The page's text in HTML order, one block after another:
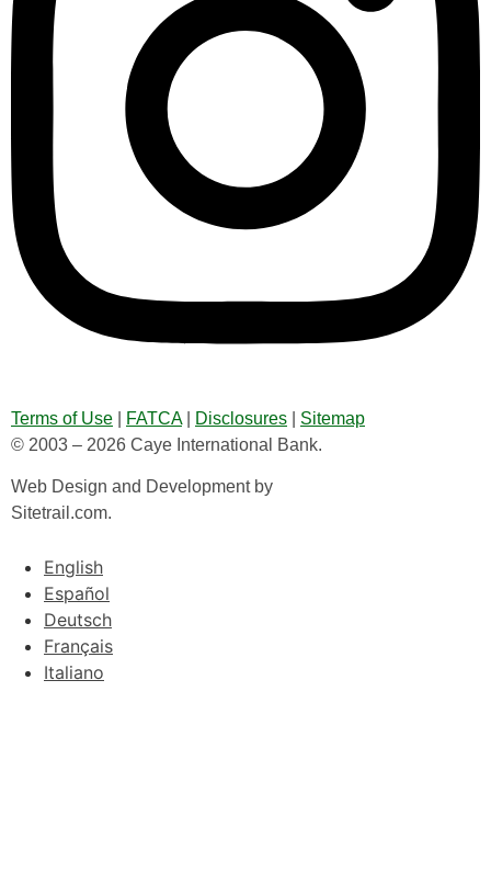
Terms of Use FATCA| Disclosures
Sitemap
© 2003 – 2026 Caye International Bank.
Web Design and Development by
Sitetrail.com.
English
Español
Deutsch
Français
Italiano